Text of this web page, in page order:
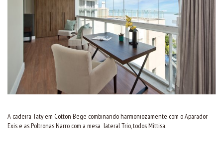
A cadeira Taty em Cotton Bege combinando harmoniozamente com o Aparador
Exis e asPoltronas Narro com a mesa lateral Trio, todos Mittisa.